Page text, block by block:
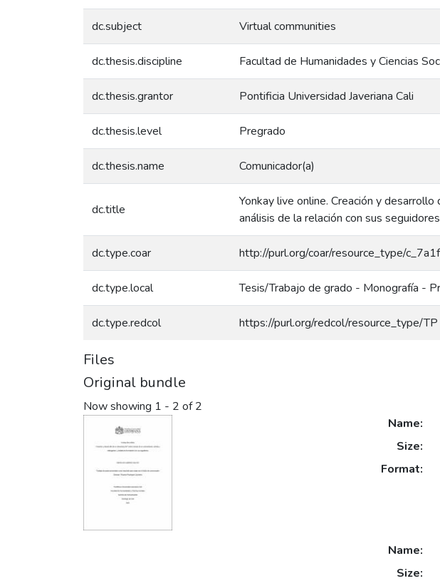
dc.subject Virtual communities
dc.thesis.discipline Facultad de Humanidades y Ciencias
dc.thesis.grantor Pontificia Universidad Javeriana Cali
dc.thesis.level Pregrado
dc.thesis.name Comunicador(a)
dc.title
Yonkay live online. Creación y
análisis de la relación con sus seguidores
dc.type.coar http://purl.org/coar/resource_type/c_7a1f
dc.type.local Tesis/Trabajo de grado - Monografía -
dc.type.redcol https://purl.org/redcol/resource_type/TP
Files
Original bundle
Now showing 1 - 2 of 2
Name:
Size:
Format:
Name:
Size: